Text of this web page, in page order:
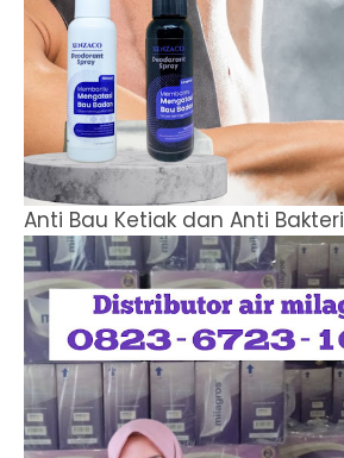
Anti Bau Ketiak dan Anti Bakteri